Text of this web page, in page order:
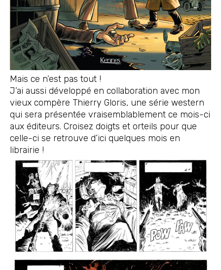
Mais ce n’est pas tout !
J’ai aussi développé en collaboration avec mon
vieux compère Thierry Gloris, une série western
qui sera présentée vraisemblablement ce mois-ci
aux éditeurs. Croisez doigts et orteils pour que
celle-ci se retrouve d’ici quelques mois en
librairie !